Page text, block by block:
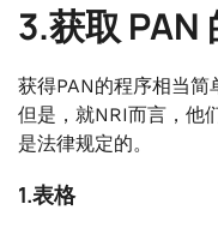
3.获取 PAN
获得PAN的程序相当简
但是，就NRI而言，他
是法律规定的。
1.表格